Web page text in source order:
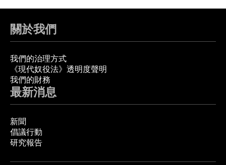
關於我們
我們的治理方式
《現代奴役法》透明度聲明
我們的財務
最新消息
新聞
倡議行動
研究報告